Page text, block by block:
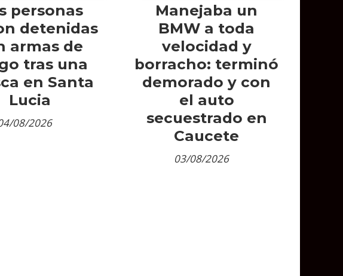
personas
detenidas
armas de
tras una
en Santa
Lucia
08/2026
Manejaba un
BMW a toda
velocidad y
borracho: terminó
demorado y con
el auto
secuestrado en
Caucete
03/08/2026